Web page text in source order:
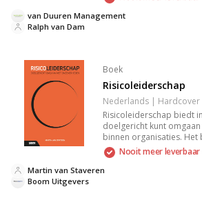
opbouwen en verliezen,
bekende ondernemers
Ralph van Dam
van Duuren Management
Boek
Risicoleiderschap
Risicoleiderschap biedt
doelgericht kunt
binnen organisaties. Het
voor effectief
het nemen van
onzekere
Nooit meer leverbaar
Boom Uitgevers
Martin van Staveren